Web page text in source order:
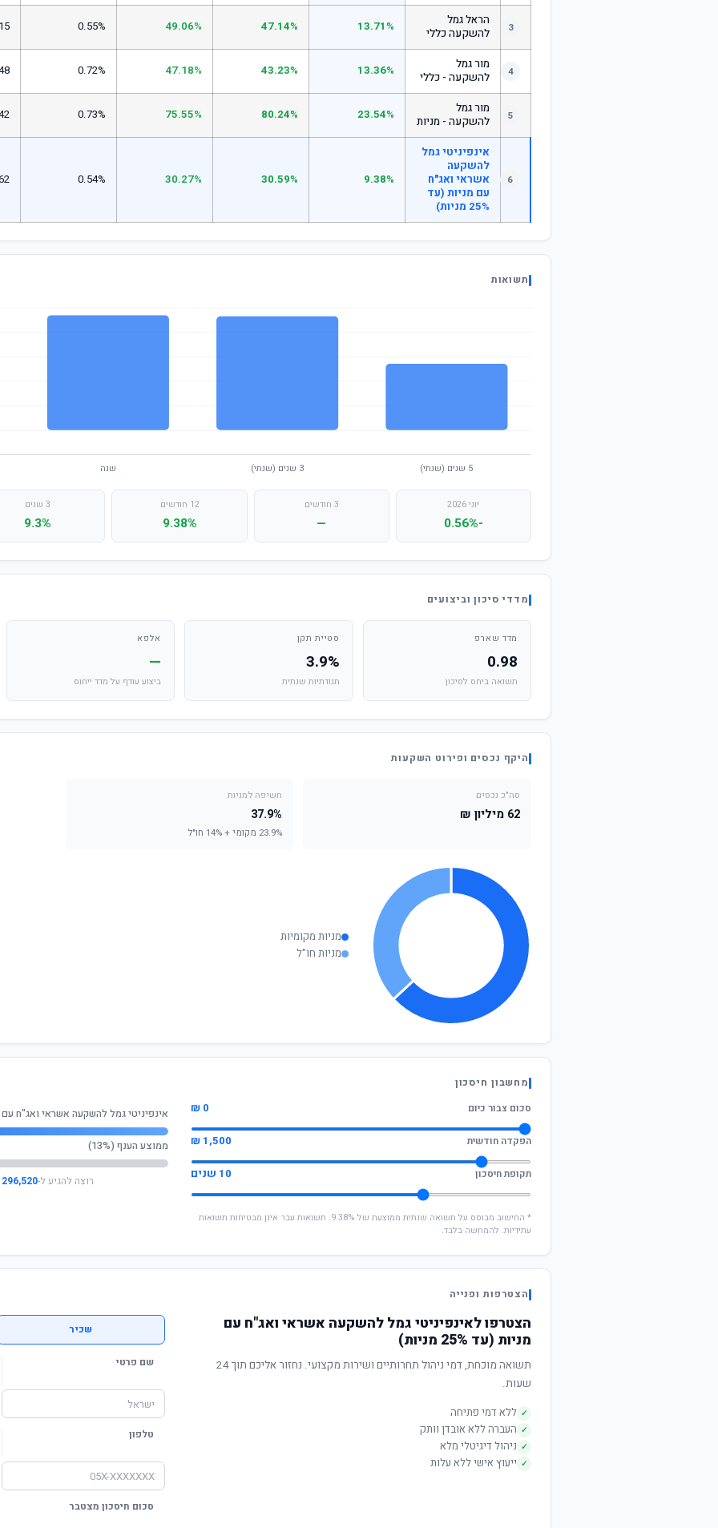
3
הראל גמל
להשקעה כללי
13.71%
47.14%
49.06%
0.55%
4
מור גמל
להשקעה - כללי
13.36%
43.23%
47.18%
0.72%
5
מור גמל
להשקעה - מניות
23.54%
80.24%
75.55%
0.73%
6
אינפיניטי גמל
להשקעה
אשראי ואג"ח
עם מניות (עד
25% מניות)
9.38%
30.59%
30.27%
0.54%
תשואות
יוני 2026
-0.56%
3 חודשים
—
12 חודשים
9.38%
3 שנים
9.3%
מדדי סיכון וביצועים
מדד שארפ
0.98
תשואה ביחס לסיכון
סטיית תקן
3.9%
תנודתיות שנתית
אלפא
—
ביצוע עודף על מדד ייחוס
היקף נכסים ופירוט השקעות
סה"כ נכסים
62 מיליון ₪
חשיפה למניות
37.9%
23.9% מקומי + 14% חו"ל
מניות מקומיות
מניות חו"ל
מחשבון חיסכון
סכום צבור כיום
0 ₪
הפקדה חודשית 1,500 ₪
תקופת חיסכון 10 שנים
* החישוב מבוסס על תשואה שנתית ממוצעת של 9.38%. תשואות עבר אינן מבטיחות תשואות
עתידיות. להמחשה בלבד.
אינפיניטי גמל להשקעה אשראי ואג"ח עם מניות
ממוצע הענף (13%)
רוצה להגיע ל-296,520 ₪
הצטרפות ופנייה
הצטרפו לאינפיניטי גמל להשקעה אשראי ואג"ח עם
מניות (עד 25% מניות)
תשואה מוכחת, דמי ניהול תחרותיים ושירות מקצועי. נחזור אליכם תוך 24
שעות.
✓ ללא דמי פתיחה
✓ העברה ללא אובדן וותק
✓ ניהול דיגיטלי מלא
✓ ייעוץ אישי ללא עלות
שכיר
שם פרטי
טלפון
סכום חיסכון מצטבר